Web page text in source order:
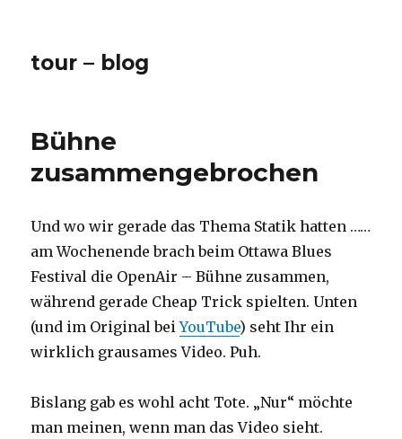
tour – blog
Bühne
zusammengebrochen
Und wo wir gerade das Thema Statik hatten ……
am Wochenende brach beim Ottawa Blues
Festival die OpenAir – Bühne zusammen,
während gerade Cheap Trick spielten. Unten
(und im Original beiYouTube) seht Ihr ein
wirklich grausames Video. Puh.
Bislang gab es wohl acht Tote. „Nur“ möchte
man meinen, wenn man das Video sieht.